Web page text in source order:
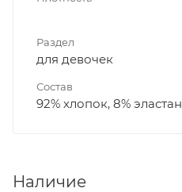
Раздел
для девочек
Состав
92% хлопок, 8% эластан
Наличие